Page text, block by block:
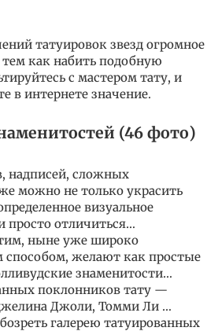
татуировок звезд огромное
как набить подобную
с мастером тату, и
в интернете значение.
(46 фото)
надписей, сложных
можно не только украсить
визуальное
просто отличиться…
ныне уже широко
способом, желают как простые
знаменитости…
поклонников тату —
Джоли, Томми Ли …
галерею татуированных